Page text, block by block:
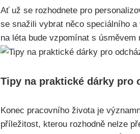
Ať už se rozhodnete pro
se snažili vybrat něco speciálního
na léta bude vzpomínat s
Tipy na praktické dárky pro
Konec pracovního života je
příležitost, kterou rozhodně nelze